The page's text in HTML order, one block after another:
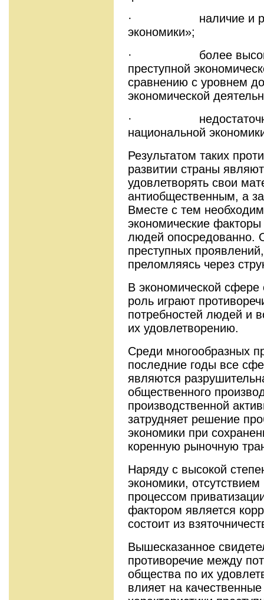
· наличие и
экономики»;
· более высокий
преступной
сравнению с уровнем
экономической
· недостаточная
национальной
Результатом таких
развитии страны
удовлетворять свои
антиобщественным, а
Вместе с тем
экономические
людей опосредованно.
преступных
преломляясь через
В экономической сфере
роль играют
потребностей людей и
их удовлетворению.
Среди многообразных
последние годы все
являются
общественного
производственной
затрудняет решение
экономики при
коренную рыночную
Наряду с высокой
экономики,
процессом
фактором является
состоит из
Вышесказанное
противоречие между
общества по их
влияет на